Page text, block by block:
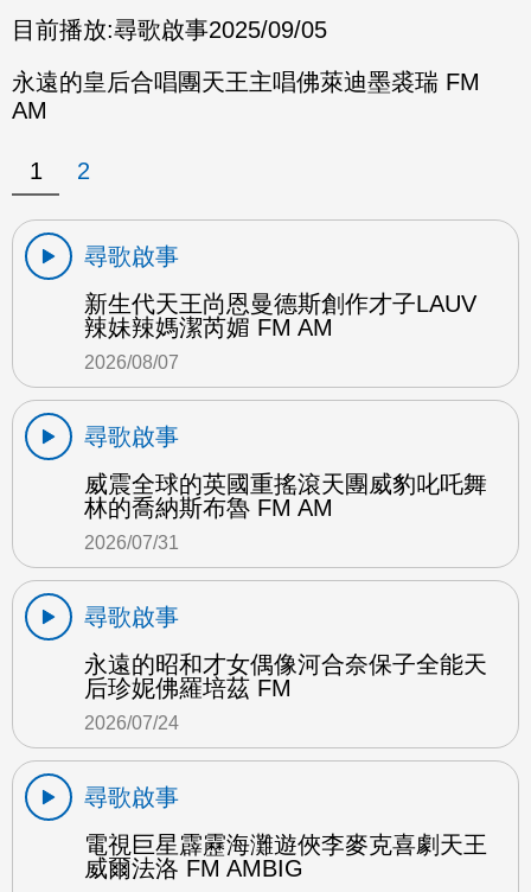
目前播放:尋歌啟事2025/09/05
永遠的皇后合唱團天王主唱佛萊迪墨裘瑞 FM
AM
1 2
尋歌啟事
新生代天王尚恩曼德斯創作才子LAUV
辣妹辣媽潔芮媚 FM AM
2026/08/07
尋歌啟事
威震全球的英國重搖滾天團威豹叱吒舞
林的喬納斯布魯 FM AM
2026/07/31
尋歌啟事
永遠的昭和才女偶像河合奈保子全能天
后珍妮佛羅培茲 FM
2026/07/24
尋歌啟事
電視巨星霹靂海灘遊俠李麥克喜劇天王
威爾法洛 FM AMBIG